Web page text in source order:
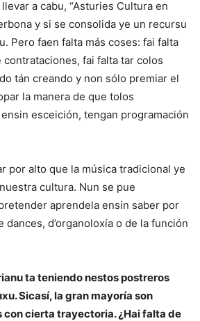
a cabu, “Asturies Cultura en
y si se consolida ye un recursu
Pero faen falta más coses: fai falta
fai falta tar colos
tán creando y non sólo premiar el
la manera de que tolos
esceición, tengan programación
por alto que la música tradicional ye
cultura. Nun se pue
aprendela ensin saber por
dances, d’organoloxía o de la función
ta teniendo nestos postreros
Sicasí, la gran mayoría son
con cierta trayectoria. ¿Hai falta de